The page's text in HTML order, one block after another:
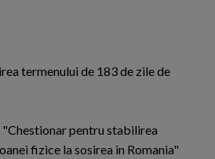
termenului de 183 de zile de
pentru stabilirea
fizice la sosirea in Romania"